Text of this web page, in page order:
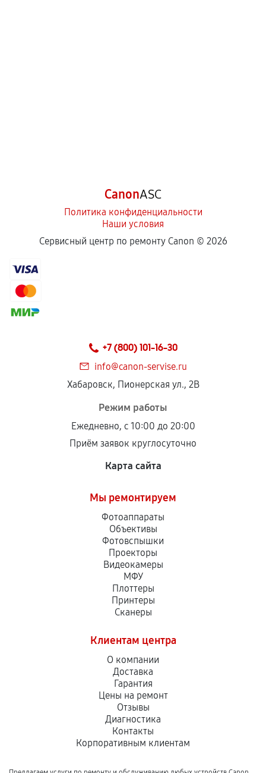
CanonASC
Политика конфиденциальности
Наши условия
Сервисный центр по ремонту Canon © 2026
+7 (800) 101-16-30
info@canon-servise.ru
Хабаровск, Пионерская ул., 2В
Режим работы
Ежедневно, с 10:00 до 20:00
Приём заявок круглосуточно
Карта сайта
Мы ремонтируем
Фотоаппараты
Объективы
Фотовспышки
Проекторы
Видеокамеры
МФУ
Плоттеры
Принтеры
Сканеры
Клиентам центра
О компании
Доставка
Гарантия
Цены на ремонт
Отзывы
Диагностика
Контакты
Корпоративным клиентам